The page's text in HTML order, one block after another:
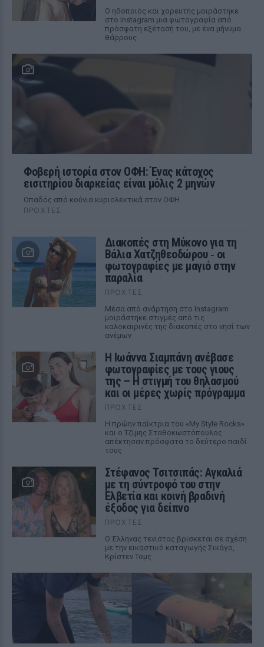
Ο ηθοποιός και χορευτής μοιράστηκε
στο Instagram μια φωτογραφία από
πρόσφατη εξέτασή του, με ένα μήνυμα
θάρρους
Φοβερή ιστορία στον ΟΦΗ: Ένας κάτοχος
εισιτηρίου διαρκείας είναι μόλις 2 μηνών
Οπαδός από κούνια κυριολεκτικά στον ΟΦΗ
ΠΡΟΧΤΈΣ
Διακοπές στη Μύκονο για τη
Βάλια Χατζηθεοδώρου ‑ οι
φωτογραφίες με μαγιό στην
παραλία
ΠΡΟΧΤΈΣ
Μέσα από ανάρτηση στο Instagram
μοιράστηκε στιγμές από τις
καλοκαιρινές της διακοπές στο νησί των
ανέμων
H Ιωάννα Σιαμπάνη ανέβασε
φωτογραφίες με τους γιους
της – Η στιγμή του θηλασμού
και οι μέρες χωρίς πρόγραμμα
ΠΡΟΧΤΈΣ
Η πρώην παίκτρια του «My Style Rocks»
και ο Τζίμης Σταθοκωστόπουλος
απέκτησαν πρόσφατα το δεύτερο παιδί
τους
Στέφανος Τσιτσιπάς: Αγκαλιά
με τη σύντροφό του στην
Ελβετία και κοινή βραδινή
έξοδος για δείπνο
ΠΡΟΧΤΈΣ
Ο Έλληνας τενίστας βρίσκεται σε σχέση
με την εικαστικό καταγωγής Σικάγο,
Κρίστεν Τομς